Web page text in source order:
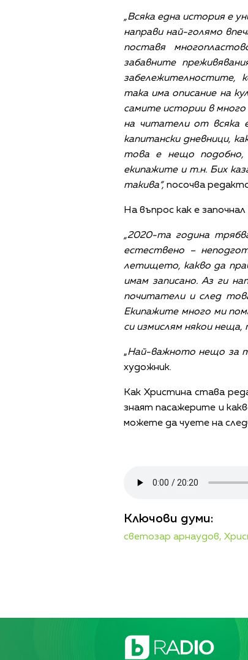
„Всяка една история е
направи най-голямо
поставя
забавните
забележителностите,
така има описание на
самите истории в много
на читатели от всяка
капитански дневници,
това е нещо подобно,
екипажите и т.н. Бих
такива“, посочва
На въпрос как е
„2020-та година
естествено –
летището, какво да
имам записано. Аз ги
почитатели и след
Екипажите много ми
си измислям някои неща,
„Най-важното нещо за
художник.
Как Христина става
знаят пасажерите и
можете да чуете на
Ключови думи:
светозар арнаудов,